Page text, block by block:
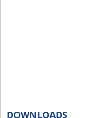
DOWNLOADS